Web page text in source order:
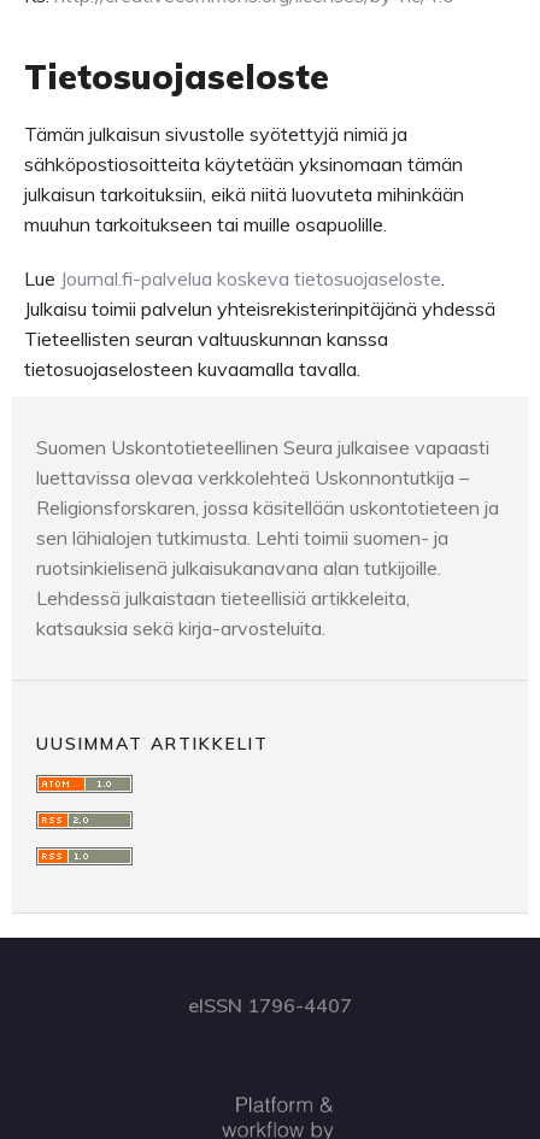
Tietosuojaseloste
Tämän julkaisun sivustolle syötettyjä nimiä ja
sähköpostiosoitteita käytetään yksinomaan tämän
julkaisun tarkoituksiin, eikä niitä luovuteta mihinkään
muuhun tarkoitukseen tai muille osapuolille.
Lue Journal.fi-palvelua koskeva tietosuojaseloste.
Julkaisu toimii palvelun yhteisrekisterinpitäjänä yhdessä
Tieteellisten seuran valtuuskunnan kanssa
tietosuojaselosteen kuvaamalla tavalla.
Suomen Uskontotieteellinen Seura julkaisee vapaasti
luettavissa olevaa verkkolehteä Uskonnontutkija –
Religionsforskaren, jossa käsitellään uskontotieteen ja
sen lähialojen tutkimusta. Lehti toimii suomen- ja
ruotsinkielisenä julkaisukanavana alan tutkijoille.
Lehdessä julkaistaan tieteellisiä artikkeleita,
katsauksia sekä kirja-arvosteluita.
UUSIMMAT ARTIKKELIT
eISSN 1796-4407